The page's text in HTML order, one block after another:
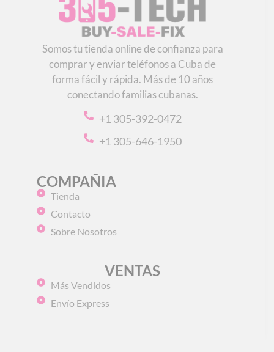
Somos tu tienda online de confianza para
comprar y enviar teléfonos a Cuba de
forma fácil y rápida. Más de 10 años
conectando familias cubanas.
+1 305-392-0472
+1 305-646-1950
COMPAÑIA
Tienda
Contacto
Sobre Nosotros
VENTAS
Más Vendidos
Envío Express